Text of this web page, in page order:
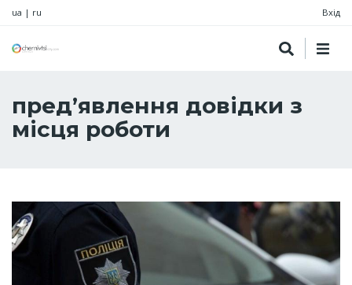
ua | ru Вхід
пред’явлення довідки з
місця роботи